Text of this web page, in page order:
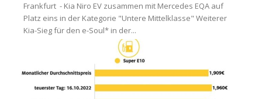
Frankfurt - Kia Niro EV zusammen mit Mercedes EQA auf
Platz eins in der Kategorie "Untere Mittelklasse" Weiterer
Kia-Sieg für den e-Soul* in der...